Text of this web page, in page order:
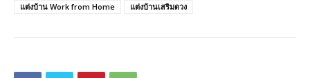
แต่งบ้าน Work from Home
แต่งบ้านเสริมดวง